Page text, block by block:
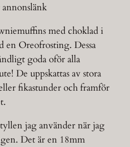
med choklad i
en Oreofrosting. Dessa
goda oför alla
De uppskattas av stora
fikastunder och framför
jag använder när jag
Det är en 18mm